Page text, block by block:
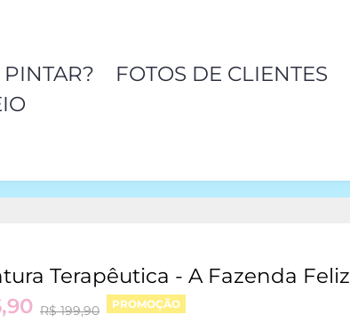
FOTOS DE CLIENTES
Terapêutica - A Fazenda Feliz
R$ 199,90 PROMOÇÃO